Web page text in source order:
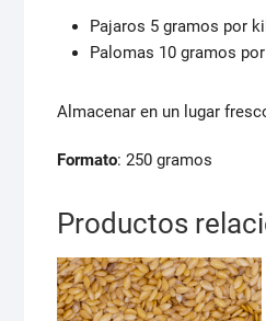
Pajaros 5 gramos por
Palomas 10 gramos
Almacenar en un lugar
Formato: 250 gramos
Productos